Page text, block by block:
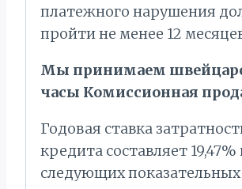
платежного нарушения
пройти не менее 12
Мы принимаем
часы Комиссионная
Годовая ставка
кредита составляет
следующих показательных